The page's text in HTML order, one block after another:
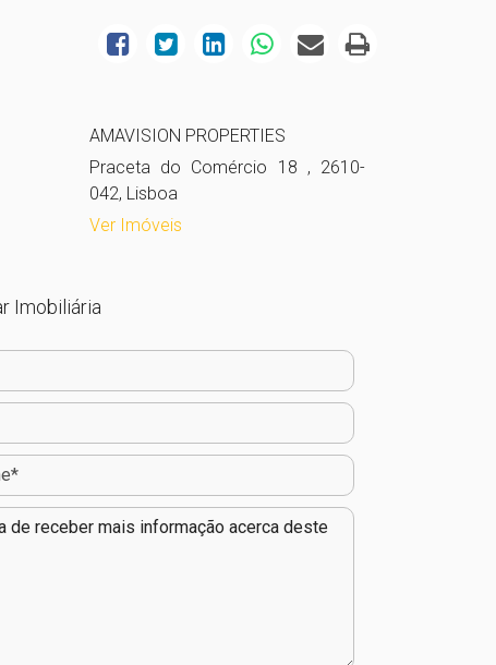
AMAVISION PROPERTIES
Praceta do Comércio 18 , 2610-
042, Lisboa
Ver Imóveis
Imobiliária